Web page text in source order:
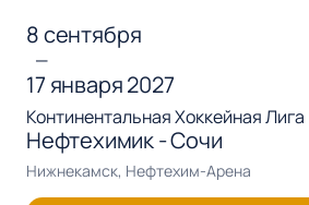
8 сентября
—
17 января 2027
Континентальная Хоккейная Лига
Нефтехимик - Сочи
Нижнекамск, Нефтехим-Арена